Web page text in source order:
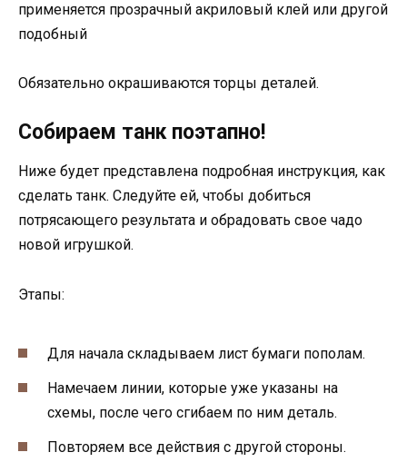
применяется прозрачный акриловый клей или другой
подобный
Обязательно окрашиваются торцы деталей.
Собираем танк поэтапно!
Ниже будет представлена подробная инструкция, как
сделать танк. Следуйте ей, чтобы добиться
потрясающего результата и обрадовать свое чадо
новой игрушкой.
Этапы:
Для начала складываем лист бумаги пополам.
Намечаем линии, которые уже указаны на
схемы, после чего сгибаем по ним деталь.
Повторяем все действия с другой стороны.